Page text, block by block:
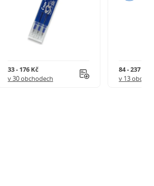
33 - 176 Kč
v 30 obchodech
84 - 237 Kč
v 13